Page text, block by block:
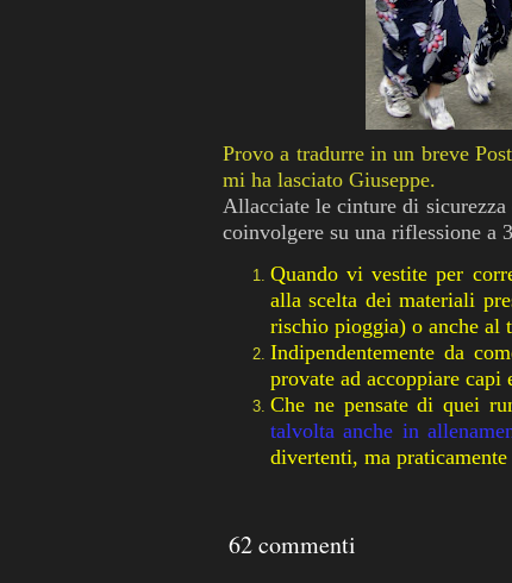
Provo a tradurre in un breve
mi ha lasciato Giuseppe.
Allacciate le cinture di sicurezza
coinvolgere su una riflessione a
Quando vi vestite per
alla scelta dei materiali
rischio pioggia) o anche al
Indipendentemente da
provate ad accoppiare
Che ne pensate di quei
talvolta anche in
divertenti, ma praticamente
62commenti